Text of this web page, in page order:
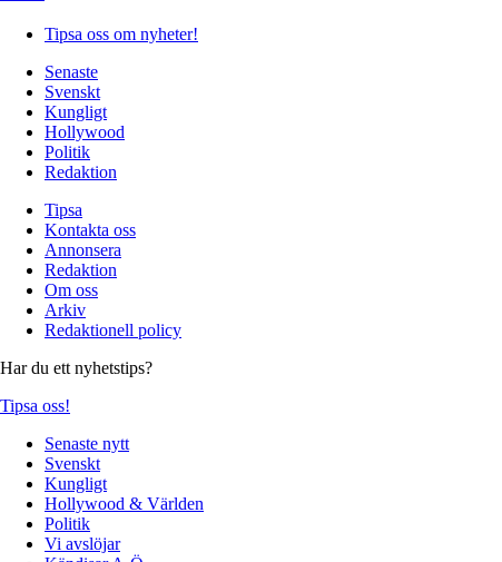
Tipsa oss om nyheter!
Senaste
Svenskt
Kungligt
Hollywood
Politik
Redaktion
Tipsa
Kontakta oss
Annonsera
Redaktion
Om oss
Arkiv
Redaktionell policy
Har du ett nyhetstips?
Tipsa oss!
Senaste nytt
Svenskt
Kungligt
Hollywood & Världen
Politik
Vi avslöjar